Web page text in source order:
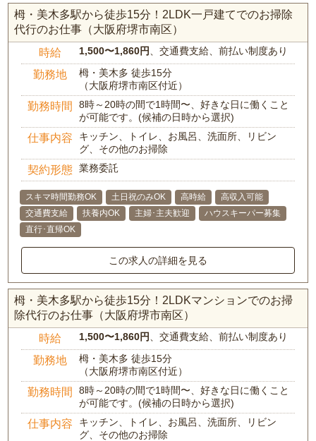
栂・美木多駅から徒歩15分！2LDK一戸建てでのお掃除
代行のお仕事（大阪府堺市南区）
時給 1,500〜1,860円 、交通費支給、前払い制度あり
勤務地
栂・美木多 徒歩15分
（大阪府堺市南区付近）
勤務時間
8時～20時の間で1時間〜、好きな日に働くこと
が可能です。(候補の日時から選択)
仕事内容
キッチン、トイレ、お風呂、洗面所、リビン
グ、その他のお掃除
契約形態 業務委託
スキマ時間勤務OK 土日祝のみOK 高時給
高収入可能
交通費支給
扶養内OK 主婦･主夫歓迎
ハウスキーパー募集
直行･直帰OK
この求人の詳細を見る
栂・美木多駅から徒歩15分！2LDKマンションでのお掃
除代行のお仕事（大阪府堺市南区）
時給 1,500〜1,860円 、交通費支給、前払い制度あり
勤務地
栂・美木多 徒歩15分
（大阪府堺市南区付近）
勤務時間
8時～20時の間で1時間〜、好きな日に働くこと
が可能です。(候補の日時から選択)
仕事内容
キッチン、トイレ、お風呂、洗面所、リビン
グ、その他のお掃除